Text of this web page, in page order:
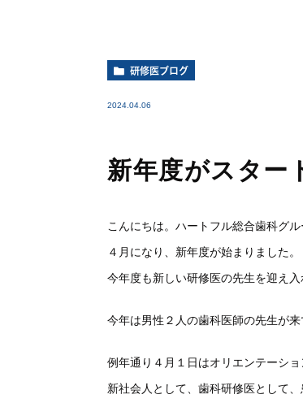
研修医ブログ
2024.04.06
新年度がスター
こんにちは。ハートフル総合歯科グル
４月になり、新年度が始まりました。
今年度も新しい研修医の先生を迎え入
今年は男性２人の歯科医師の先生が来
例年通り４月１日はオリエンテーショ
新社会人として、歯科研修医として、